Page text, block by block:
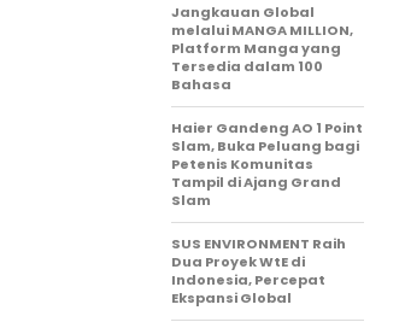
Jangkauan Global
melalui MANGA MILLION,
Platform Manga yang
Tersedia dalam 100
Bahasa
Haier Gandeng AO 1 Point
Slam, Buka Peluang bagi
Petenis Komunitas
Tampil di Ajang Grand
Slam
SUS ENVIRONMENT Raih
Dua Proyek WtE di
Indonesia, Percepat
Ekspansi Global